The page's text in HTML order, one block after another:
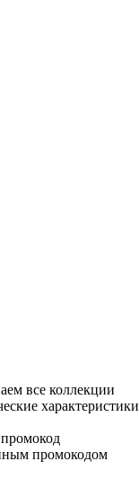
все коллекции
характеристики
промокодом